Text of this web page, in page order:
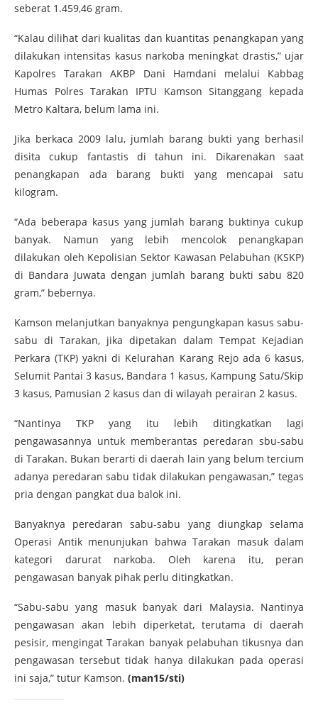
seberat 1.459,46 gram.
“Kalau dilihat dari kualitas dan kuantitas penangkapan yang
dilakukan intensitas kasus narkoba meningkat drastis,” ujar
Kapolres Tarakan AKBP Dani Hamdani melalui Kabbag
Humas Polres Tarakan IPTU Kamson Sitanggang kepada
Metro Kaltara, belum lama ini.
Jika berkaca 2009 lalu, jumlah barang bukti yang berhasil
disita cukup fantastis di tahun ini. Dikarenakan saat
penangkapan ada barang bukti yang mencapai satu
kilogram.
“Ada beberapa kasus yang jumlah barang buktinya cukup
banyak. Namun yang lebih mencolok penangkapan
dilakukan oleh Kepolisian Sektor Kawasan Pelabuhan (KSKP)
di Bandara Juwata dengan jumlah barang bukti sabu 820
gram,” bebernya.
Kamson melanjutkan banyaknya pengungkapan kasus sabu-
sabu di Tarakan, jika dipetakan dalam Tempat Kejadian
Perkara (TKP) yakni di Kelurahan Karang Rejo ada 6 kasus,
Selumit Pantai 3 kasus, Bandara 1 kasus, Kampung Satu/Skip
3 kasus, Pamusian 2 kasus dan di wilayah perairan 2 kasus.
“Nantinya TKP yang itu lebih ditingkatkan lagi
pengawasannya untuk memberantas peredaran sbu-sabu
di Tarakan. Bukan berarti di daerah lain yang belum tercium
adanya peredaran sabu tidak dilakukan pengawasan,” tegas
pria dengan pangkat dua balok ini.
Banyaknya peredaran sabu-sabu yang diungkap selama
Operasi Antik menunjukan bahwa Tarakan masuk dalam
kategori darurat narkoba. Oleh karena itu, peran
pengawasan banyak pihak perlu ditingkatkan.
“Sabu-sabu yang masuk banyak dari Malaysia. Nantinya
pengawasan akan lebih diperketat, terutama di daerah
pesisir, mengingat Tarakan banyak pelabuhan tikusnya dan
pengawasan tersebut tidak hanya dilakukan pada operasi
ini saja,” tutur Kamson. (man15/sti)